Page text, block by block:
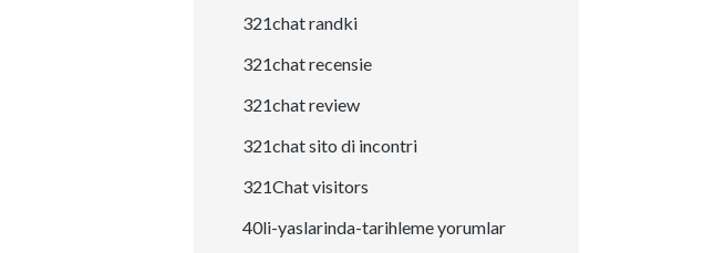
321chat randki
321chat recensie
321chat review
321chat sito di incontri
321Chat visitors
40li-yaslarinda-tarihleme yorumlar